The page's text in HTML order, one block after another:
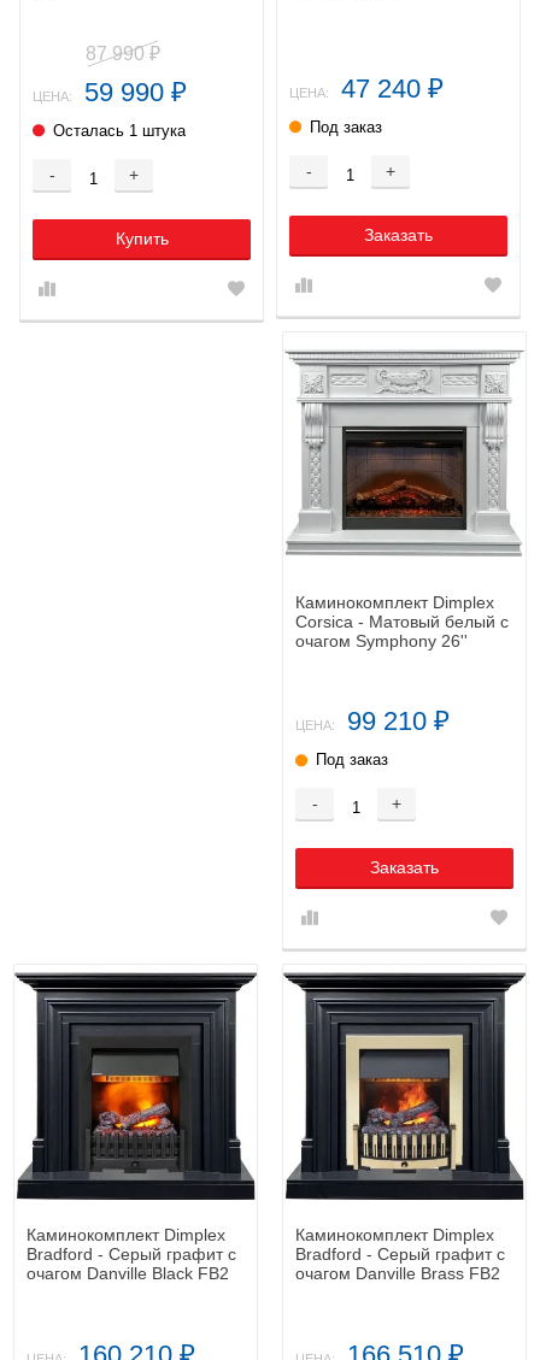
87 990 ₽
ЦЕНА: 59 990 ₽
Осталась 1 штука
- +
Купить
ЦЕНА: 47 240 ₽
Под заказ
- +
Заказать
Каминокомплект Dimplex
Corsica - Матовый белый с
очагом Symphony 26''
ЦЕНА: 99 210 ₽
Под заказ
- +
Заказать
Каминокомплект Dimplex
Bradford - Серый графит с
очагом Danville Black FB2
₽
Каминокомплект Dimplex
Bradford - Серый графит с
очагом Danville Brass FB2
₽